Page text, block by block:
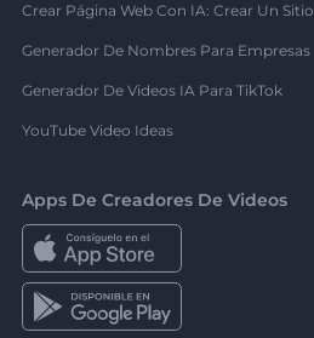
Crear Página Web Con IA: Crear Un
Generador De Nombres Para Empresas
Generador De Videos IA Para TikTok
YouTube Video Ideas
Apps De Creadores De Videos